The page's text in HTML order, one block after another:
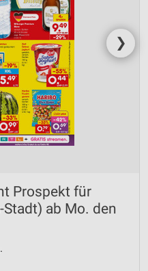
❯
Prospekt für
ab Mo. den